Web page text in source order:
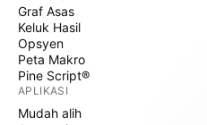
Graf Asas
Keluk Hasil
Opsyen
Peta Makro
Pine Script®
APLIKASI
Mudah alih